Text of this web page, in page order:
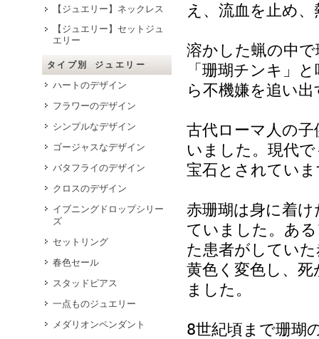
【ジュエリー】ネックレス
【ジュエリー】セットジュ
エリー
タイプ別 ジュエリー
ハートのデザイン
フラワーのデザイン
シンプルなデザイン
ゴージャスなデザイン
バタフライのデザイン
クロスのデザイン
イブニングドロップシリー
ズ
セットリング
春色セール
スタッドピアス
一点ものジュエリー
メダリオンペンダント
え、流血を止め
溶かした蝋の中
「珊瑚チンキ」
ら不機嫌を追い
古代ローマ人の
いました。現代
宝石とされてい
赤珊瑚は身に着
ていました。あ
た患者がしてい
黄色く変色し、
ました。
8世紀頃まで珊瑚